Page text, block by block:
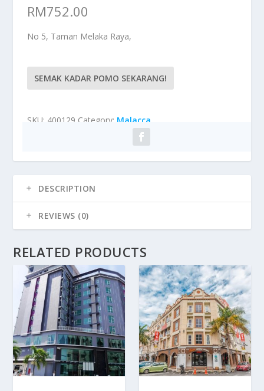
RM752.00
No 5, Taman Melaka Raya,
SEMAK KADAR POMO SEKARANG!
SKU: 400129 Category: Malacca
DESCRIPTION
REVIEWS (0)
RELATED PRODUCTS